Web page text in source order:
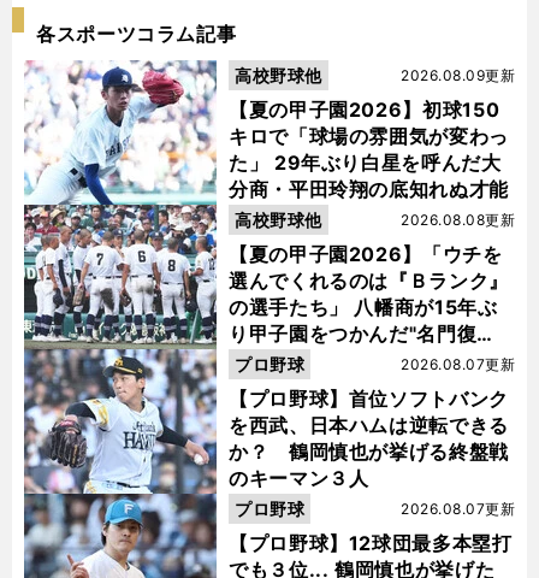
各スポーツコラム記事
【夏の甲子園2026】初球150
キロで「球場の雰囲気が変わっ
た」 29年ぶり白星を呼んだ大
分商・平田玲翔の底知れぬ才能
2026.08.09更新
高校野球他
【夏の甲子園2026】「ウチを
選んでくれるのは『Ｂランク』
の選手たち」 八幡商が15年ぶ
り甲子園をつかんだ"名門復
活"の舞台裏
2026.08.08更新
高校野球他
【プロ野球】首位ソフトバンク
を西武、日本ハムは逆転できる
か？ 鶴岡慎也が挙げる終盤戦
のキーマン３人
2026.08.07更新
プロ野球
【プロ野球】12球団最多本塁打
でも３位... 鶴岡慎也が挙げた
2026.08.07更新
プロ野球